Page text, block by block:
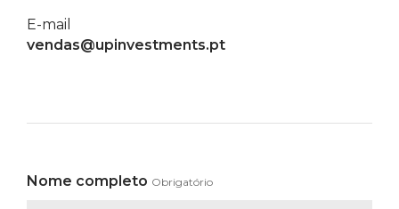
E-mail
vendas@upinvestments.pt
Nome completo Obrigatório